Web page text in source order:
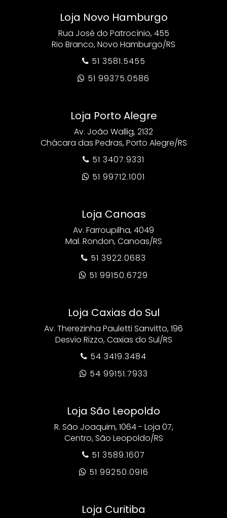
Loja Novo Hamburgo
Rua José do Patrocínio, 455
Rio Branco, Novo Hamburgo/RS
 51 3581.5455
 51 99375.0586
Loja Porto Alegre
Av. João Wallig, 2132
Chácara das Pedras, Porto Alegre/RS
 51 3407.9331
 51 99712.1001
Loja Canoas
Av. Farroupilha, 4049
Mal. Rondon, Canoas/RS
 51 3922.0683
 51 99150.6729
Loja Caxias do Sul
Av. Therezinha Pauletti Sanvitto, 196
Desvio Rizzo, Caxias do Sul/RS
 54 3419.3484
 54 99151.7933
Loja São Leopoldo
R. São Joaquim, 1064 - Loja 07,
Centro, São Leopoldo/RS
 51 3589.1607
 51 99250.0916
Loja Curitiba